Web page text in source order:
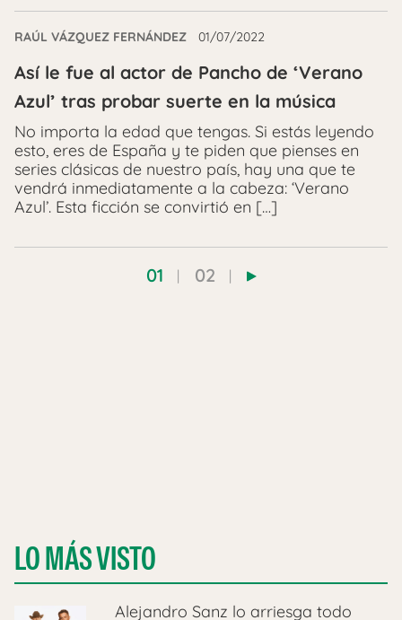
RAÚL VÁZQUEZ FERNÁNDEZ 01/07/2022
Así le fue al actor de Pancho de ‘Verano
Azul’ tras probar suerte en la música
No importa la edad que tengas. Si estás leyendo
esto, eres de España y te piden que pienses en
series clásicas de nuestro país, hay una que te
vendrá inmediatamente a la cabeza: ‘Verano
Azul’. Esta ficción se convirtió en […]
01 02
LO MÁS VISTO
Alejandro Sanz lo arriesga todo